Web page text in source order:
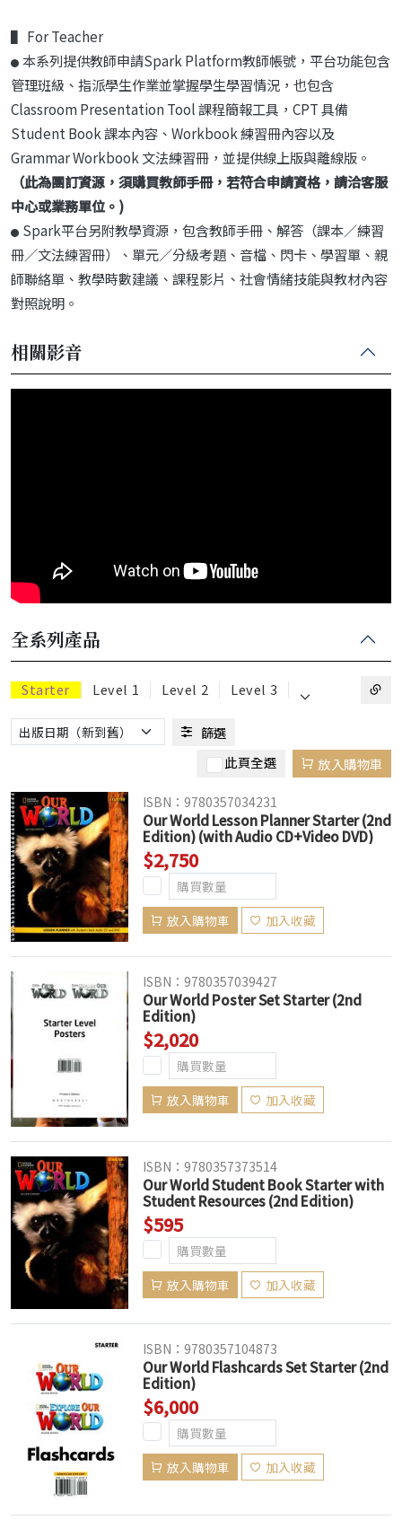
▌ For Teacher
● 本系列提供教師申請Spark Platform教師帳號，平台功能包含
管理班級、指派學生作業並掌握學生學習情況，也包含
Classroom Presentation Tool 課程簡報工具，CPT 具備
Student Book 課本內容、Workbook 練習冊內容以及
Grammar Workbook 文法練習冊，並提供線上版與離線版。
（此為團訂資源，須購買教師手冊，若符合申請資格，請洽客服
中心或業務單位。)
● Spark平台另附教學資源，包含教師手冊、解答（課本／練習
冊／文法練習冊）、單元／分級考題、音檔、閃卡、學習單、親
師聯絡單、教學時數建議、課程影片、社會情緒技能與教材內容
對照說明。
相關影音
全系列產品
Starter Level 1 Level 2 Level 3 ⌵
篩選
此頁全選
放入購物車
ISBN：9780357034231
Our World Lesson Planner Starter (2nd
Edition) (with Audio CD+Video DVD)
$2,750
放入購物車 加入收藏
ISBN：9780357039427
Our World Poster Set Starter (2nd
Edition)
$2,020
放入購物車 加入收藏
ISBN：9780357373514
Our World Student Book Starter with
Student Resources (2nd Edition)
$595
放入購物車 加入收藏
ISBN：9780357104873
Our World Flashcards Set Starter (2nd
Edition)
$6,000
放入購物車 加入收藏